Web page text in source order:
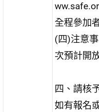
全程參加
(四)注意
次預計開
四、請核
如有報名